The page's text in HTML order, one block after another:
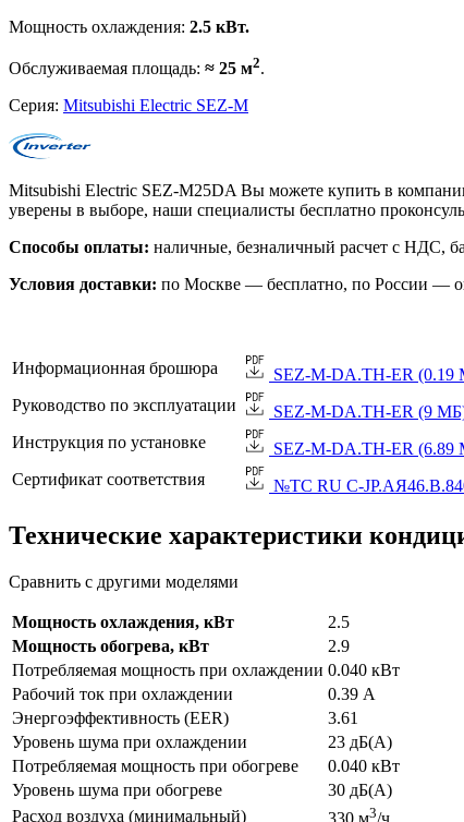
Мощность охлаждения: 2.5 кВт.
Обслуживаемая площадь: ≈ 25 м2.
Серия: Mitsubishi Electric SEZ-M
Mitsubishi Electric SEZ-M25DA Вы можете купить в
уверены в выборе, наши специалисты бесплатно
Способы оплаты: наличные, безналичный расчет с НДС,
Условия доставки: по Москве — бесплатно, по России —
Информационная брошюра
SEZ-M-DA.TH-ER (0.19
Руководство по эксплуатации
SEZ-M-DA.TH-ER (9
Инструкция по установке
SEZ-M-DA.TH-ER (6.89
Сертификат соответствия
№TC RU C-
Технические характеристики
Сравнить с другими моделями
Мощность охлаждения, кВт
2.5
Мощность обогрева, кВт
2.9
Потребляемая мощность при охлаждении 0.040 кВт
Рабочий ток при охлаждении
0.39 А
Энергоэффективность (EER)
3.61
Уровень шума при охлаждении
23 дБ(А)
Потребляемая мощность при обогреве
0.040 кВт
Уровень шума при обогреве
30 дБ(А)
Расход воздуха (минимальный)
3